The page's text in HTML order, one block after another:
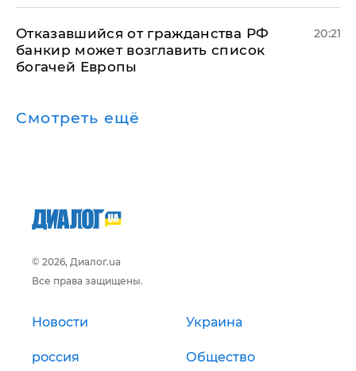
Отказавшийся от гражданства РФ
банкир может возглавить список
богачей Европы
20:21
Смотреть ещё
© 2026, Диалог.ua
Все права защищены.
Новости Украина
россия Общество